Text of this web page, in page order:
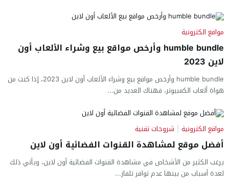
مواقع الكترونية
humble bundle وأرخص مواقع بيع وشراء الألعاب أون
لاين 2023
humble bundle وأرخص مواقع بيع وشراء الألعاب أون لاين 2023، إذا كنت من
هواة ألعاب الكمبيوتر، فهناك العديد من...
مواقع الكترونية شروحات تقنية
أفضل موقع لمشاهدة القنوات الفضائية أون لاين
يرغب الكثير من الأشخاص في مشاهدة القنوات الفضائية أون لاين، ويأتي ذلك
لعدة أسباب من بينها عدم توافر تلفاز...